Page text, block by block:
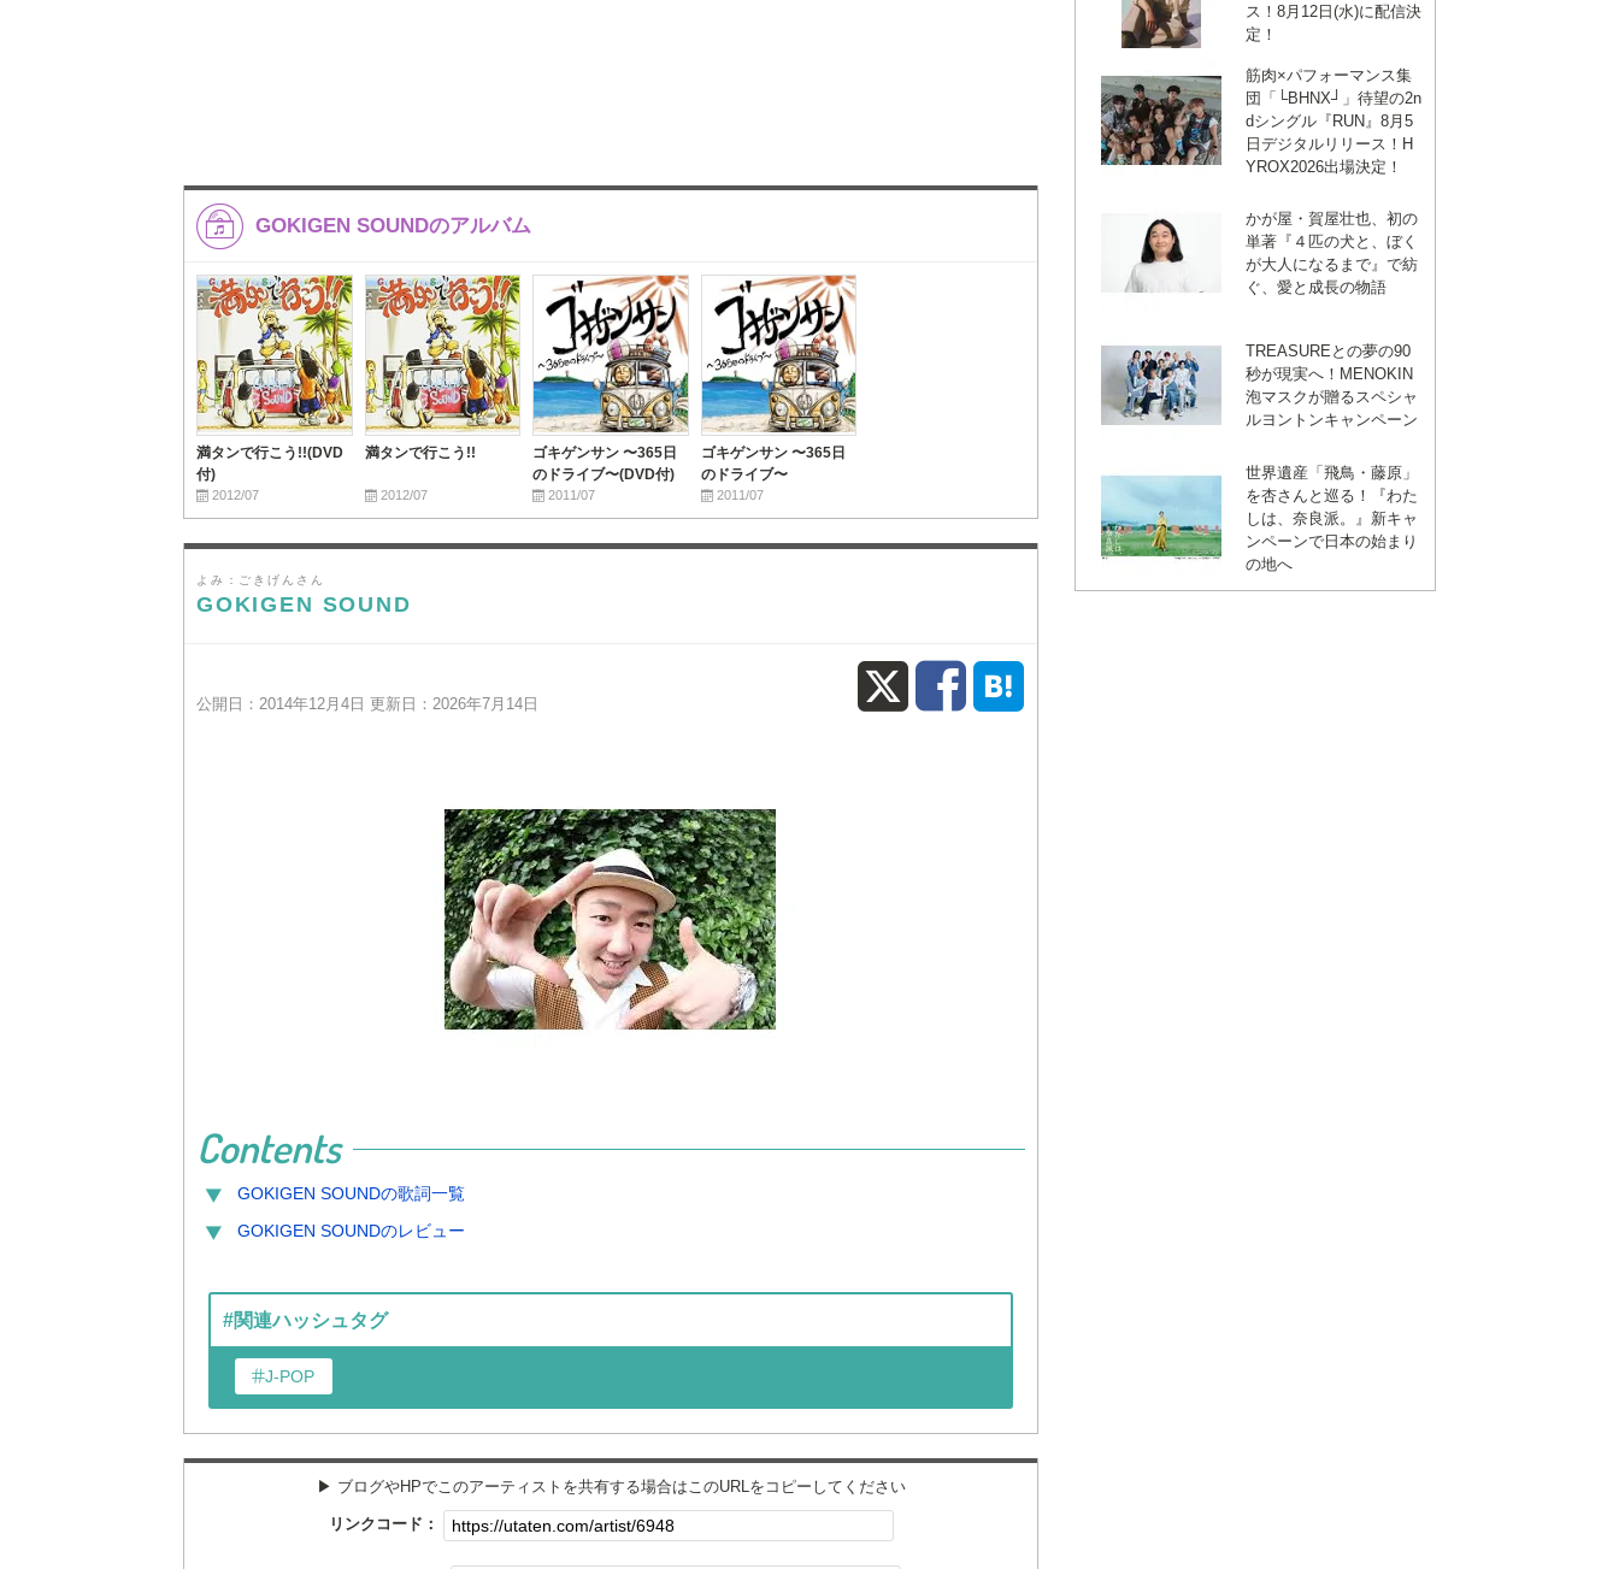
GOKIGEN SOUNDのアルバム
満タンで行こう!!(DVD
付)
2012/07
満タンで行こう!!
2012/07
ゴキゲンサン 〜365日
のドライブ〜(DVD付)
2011/07
ゴキゲンサン 〜365日
のドライブ〜
2011/07
よみ：ごきげんさん
GOKIGEN SOUND
公開日：2014年12月4日 更新日：2026年7月14日 X Facebook
Contents
GOKIGEN SOUNDの歌詞一覧
GOKIGEN SOUNDのレビュー
#関連ハッシュタグ
J-POP
▶︎ ブログやHPでこのアーティストを共有する場合はこのURLをコピーしてください
リンクコード：
ス！8月12日(水)に配信決
定！
筋肉×パフォーマンス集
団「└BHNX┘」待望の2n
dシングル『RUN』8月5
日デジタルリリース！H
YROX2026出場決定！
かが屋・賀屋壮也、初の
単著『４匹の犬と、ぼく
が大人になるまで』で紡
ぐ、愛と成長の物語
TREASUREとの夢の90
秒が現実へ！MENOKIN
泡マスクが贈るスペシャ
ルヨントンキャンペーン
世界遺産「飛鳥・藤原」
を杏さんと巡る！『わた
しは、奈良派。』新キャ
ンペーンで日本の始まり
の地へ